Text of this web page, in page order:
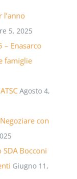
l’anno
5, 2025
– Enasarco
famiglie
Agosto 4,
con
Bocconi
Giugno 11,